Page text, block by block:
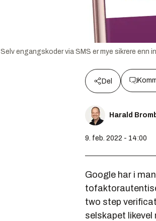
Selv engangskoder via SMS er mye sikrere
Del
Harald
9. feb. 2022 - 14:00
Google har i
two step
selskapet